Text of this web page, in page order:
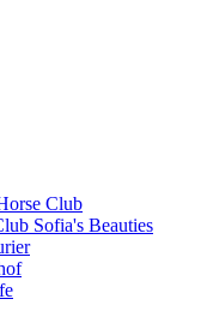
Club
Sofia's Beauties